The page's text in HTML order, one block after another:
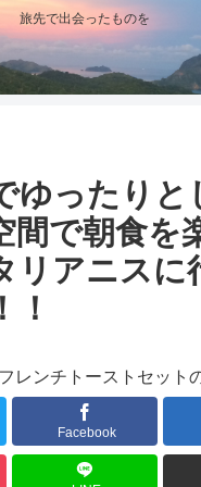
旅先で出会ったものを
ゆったりと
間で朝食を
リアニスに
！
Facebook